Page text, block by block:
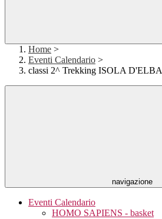
Home >
Eventi Calendario >
classi 2^ Trekking ISOLA D'ELBA
navigazione
Eventi Calendario
HOMO SAPIENS - basket